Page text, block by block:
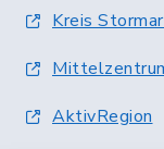
Kreis
AktivRegion